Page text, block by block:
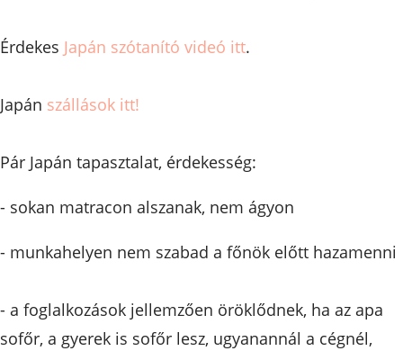
Érdekes Japán szótanító videó itt.
Japán szállások itt!
Pár Japán tapasztalat, érdekesség:
- sokan matracon alszanak, nem ágyon
- munkahelyen nem szabad a főnök előtt hazamenni
- a foglalkozások jellemzően öröklődnek, ha az apa
sofőr, a gyerek is sofőr lesz, ugyanannál a cégnél,